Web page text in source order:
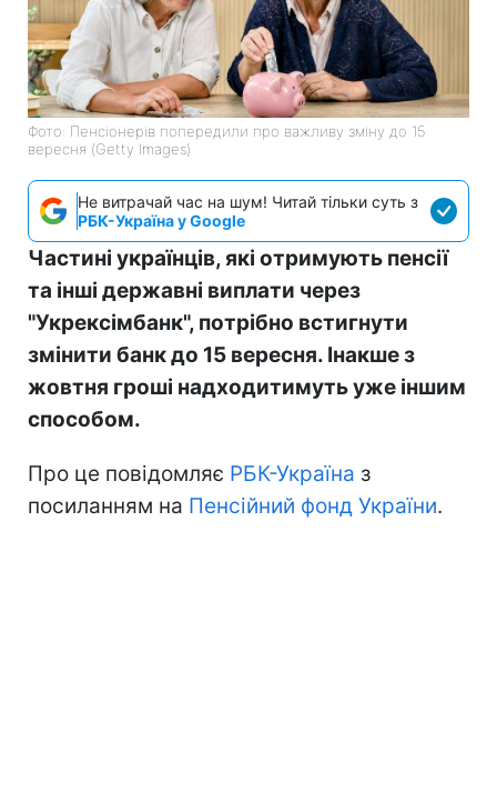
Фото: Пенсіонерів попередили про важливу зміну до 15
вересня (Getty Images)
Не витрачай час на шум! Читай тільки суть з
РБК-Україна у Google
Частині українців, які отримують пенсії
та інші державні виплати через
"Укрексімбанк", потрібно встигнути
змінити банк до 15 вересня. Інакше з
жовтня гроші надходитимуть уже іншим
способом.
Про це повідомляє РБК-Україна з
посиланням на Пенсійний фонд України.